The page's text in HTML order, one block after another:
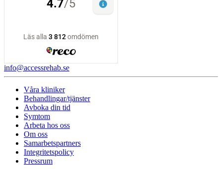
info@accessrehab.se
Våra kliniker
Behandlingar/tjänster
Avboka din tid
Symtom
Arbeta hos oss
Om oss
Samarbetspartners
Integritetspolicy
Pressrum